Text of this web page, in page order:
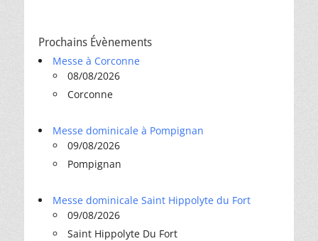
Prochains Évènements
Messe à Corconne
08/08/2026
Corconne
Messe dominicale à Pompignan
09/08/2026
Pompignan
Messe dominicale Saint Hippolyte du Fort
09/08/2026
Saint Hippolyte Du Fort